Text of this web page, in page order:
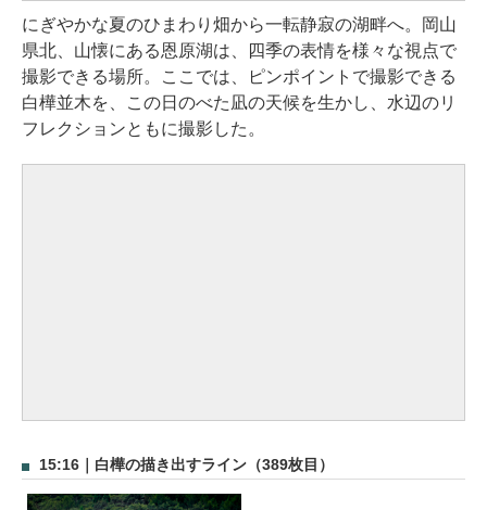
にぎやかな夏のひまわり畑から一転静寂の湖畔へ。岡山
県北、山懐にある恩原湖は、四季の表情を様々な視点で
撮影できる場所。ここでは、ピンポイントで撮影できる
白樺並木を、この日のべた凪の天候を生かし、水辺のリ
フレクションともに撮影した。
15:16｜白樺の描き出すライン（389枚目）